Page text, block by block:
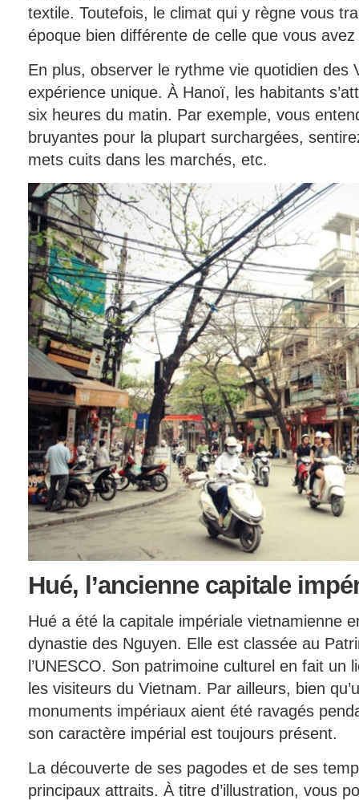
textile. Toutefois, le climat qui y règne vous
époque bien différente de celle que vous
En plus, observer le rythme vie quotidien des
expérience unique. À Hanoï, les habitants
six heures du matin. Par exemple, vous
bruyantes pour la plupart surchargées,
mets cuits dans les marchés, etc.
Hué, l’ancienne capitale
Hué a été la capitale impériale vietnamienne
dynastie des Nguyen. Elle est classée au
l’UNESCO. Son patrimoine culturel en fait un
les visiteurs du Vietnam. Par ailleurs, bien
monuments impériaux aient été ravagés
son caractère impérial est toujours présent.
La découverte de ses pagodes et de ses
principaux attraits. À titre d’illustration, vous